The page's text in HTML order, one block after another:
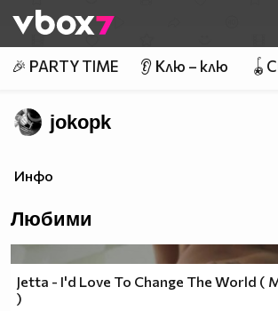
👾
🎉 PARTY TIME 👂 Клю – клю
jokopk
Инфо
Любими
Jetta - I'd Love To Change The World (
)